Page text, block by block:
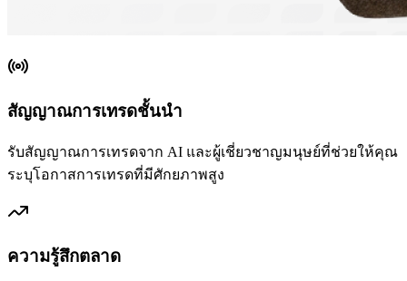
สัญญาณการเทรดชั้นนำ
รับสัญญาณการเทรดจาก AI และผู้เชี่ยวชาญมนุษย์ที่ช่วยให้คุณ
ระบุโอกาสการเทรดที่มีศักยภาพสูง
ความรู้สึกตลาด